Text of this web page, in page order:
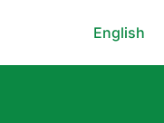
English